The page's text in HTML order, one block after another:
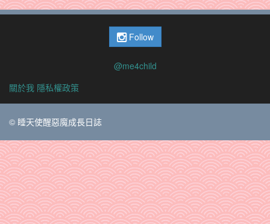
Follow
@me4child
關於我 隱私權政策
© 睡天使醒惡魔成長日誌